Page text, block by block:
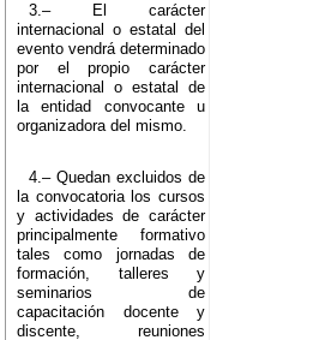
3.– El carácter
internacional o estatal del
evento vendrá determinado
por el propio carácter
internacional o estatal de
la entidad convocante u
organizadora del mismo.
4.– Quedan excluidos de
la convocatoria los cursos
y actividades de carácter
principalmente formativo
tales como jornadas de
formación, talleres y
seminarios de
capacitación docente y
discente, reuniones